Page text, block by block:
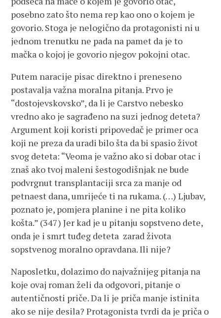
posebno zato što nema rep kao ono o kojem je
govorio. Stoga je nelogično da protagonisti ni u
jednom trenutku ne pada na pamet da je to
mačka o kojoj je govorio njegov pokojni otac.
Putem naracije pisac direktno i preneseno
postavalja važna moralna pitanja. Prvo je
“dostojevskovsko”, da li je Carstvo nebesko
vredno ako je sagrađeno na suzi jednog deteta?
Argument koji koristi pripovedač je primer oca
koji ne preza da uradi bilo šta da bi spasio život
svog deteta: “Veoma je važno ako si dobar otac i
znaš ako tvoj maleni šestogodišnjak ne bude
podvrgnut transplantaciji srca za manje od
petnaest dana, umrijeće ti na rukama. (…) Ljubav,
poznato je, pomjera planine i ne pita koliko
košta.” (347) Jer kad je u pitanju sopstveno dete,
onda je i smrt tuđeg deteta zarad života
sopstvenog moralno opravdana. Ili nije?
Naposletku, dolazimo do najvažnijeg pitanja na
koje ovaj roman želi da odgovori, pitanje o
autentičnosti priče. Da li je priča manje istinita
ako se nije desila? Protagonista tvrdi da je priča o